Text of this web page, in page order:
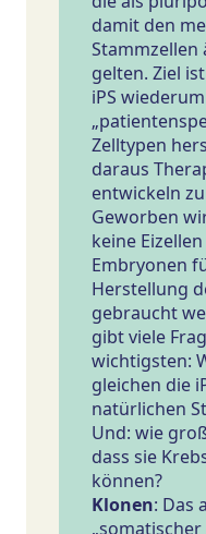
damit den
Stammzellen
gelten. Ziel
iPS
Zelltypen
daraus
entwickeln
Geworben
keine
Embryonen
Herstellung
gebraucht
gibt viele
wichtigsten:
gleichen die
natürlichen
Und: wie
dass sie
können?
Klonen: Das
„somatischer